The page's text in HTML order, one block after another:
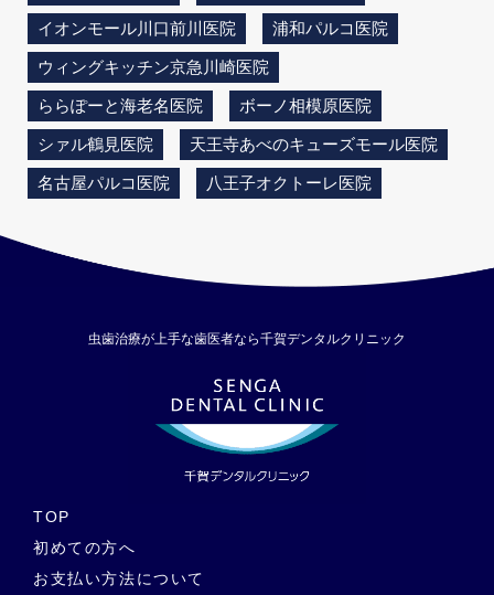
イオンモール川口前川医院 浦和パルコ医院
ウィングキッチン京急川崎医院
ららぽーと海老名医院 ボーノ相模原医院
シァル鶴見医院 天王寺あべのキューズモール医院
名古屋パルコ医院 八王子オクトーレ医院
虫歯治療が上手な歯医者なら千賀デンタルクリニック
TOP
初めての方へ
お支払い方法について